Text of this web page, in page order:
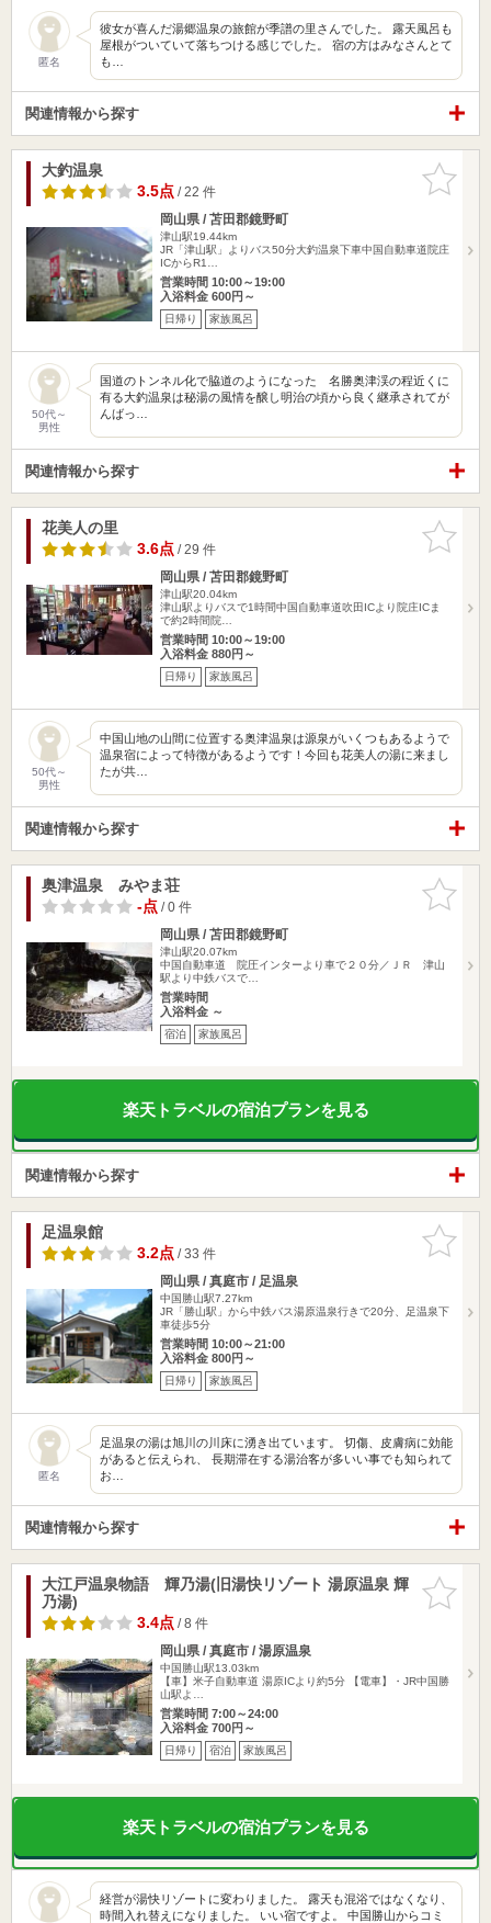
匿名
彼女が喜んだ湯郷温泉の旅館が季譜の里さんでした。 露天風呂も
屋根がついていて落ちつける感じでした。 宿の方はみなさんとて
も…
関連情報から探す
お気に入
りに追加
大釣温泉
3.5点/ 22 件
岡山県 / 苫田郡鏡野町
津山駅19.44km
JR「津山駅」よりバス50分大釣温泉下車中国自動車道院庄
ICからR1…
営業時間 10:00～19:00
入浴料金 600円～
日帰り 家族風呂
50代～
男性
国道のトンネル化で脇道のようになった 名勝奥津渓の程近くに
有る大釣温泉は秘湯の風情を醸し明治の頃から良く継承されてが
んばっ…
関連情報から探す
お気に入
りに追加
花美人の里
3.6点/ 29 件
岡山県 / 苫田郡鏡野町
津山駅20.04km
津山駅よりバスで1時間中国自動車道吹田ICより院庄ICま
で約2時間院…
営業時間 10:00～19:00
入浴料金 880円～
日帰り 家族風呂
50代～
男性
中国山地の山間に位置する奥津温泉は源泉がいくつもあるようで
温泉宿によって特徴があるようです！今回も花美人の湯に来まし
たが共…
関連情報から探す
お気に入
りに追加
奥津温泉 みやま荘
-点/ 0 件
岡山県 / 苫田郡鏡野町
津山駅20.07km
中国自動車道 院圧インターより車で２０分／ＪＲ 津山
駅より中鉄バスで…
営業時間
入浴料金 ～
宿泊 家族風呂
楽天トラベルの宿泊プランを見る
関連情報から探す
お気に入
りに追加
足温泉館
3.2点/ 33 件
岡山県 / 真庭市 / 足温泉
中国勝山駅7.27km
JR「勝山駅」から中鉄バス湯原温泉行きで20分、足温泉下
車徒歩5分
営業時間 10:00～21:00
入浴料金 800円～
日帰り 家族風呂
匿名
足温泉の湯は旭川の川床に湧き出ています。 切傷、皮膚病に効能
があると伝えられ、 長期滞在する湯治客が多いい事でも知られて
お…
関連情報から探す
お気に入
りに追加
大江戸温泉物語 輝乃湯(旧湯快リゾート 湯原温泉 輝
乃湯)
3.4点/ 8 件
岡山県 / 真庭市 / 湯原温泉
中国勝山駅13.03km
【車】米子自動車道 湯原ICより約5分 【電車】・JR中国勝
山駅よ…
営業時間 7:00～24:00
入浴料金 700円～
日帰り 宿泊 家族風呂
楽天トラベルの宿泊プランを見る
経営が湯快リゾートに変わりました。 露天も混浴ではなくなり、
時間入れ替えになりました。 いい宿ですよ。 中国勝山からコミ